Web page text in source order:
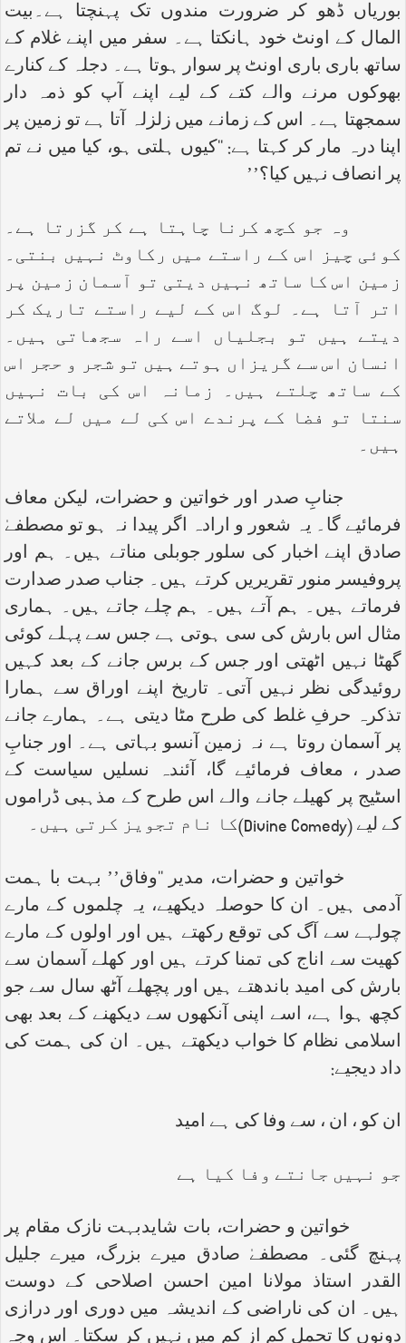
بوریاں ڈھو کر ضرورت مندوں تک پہنچتا ہے۔بیت
المال کے اونٹ خود ہانکتا ہے۔ سفر میں اپنے غلام کے
ساتھ باری باری اونٹ پر سوار ہوتا ہے۔ دجلہ کے کنارے
بھوکوں مرنے والے کتے کے لیے اپنے آپ کو ذمہ دار
سمجھتا ہے۔ اس کے زمانے میں زلزلہ آتا ہے تو زمین پر
اپنا درہ مار کر کہتا ہے: ‘‘کیوں ہلتی ہو، کیا میں نے تم
پر انصاف نہیں کیا؟’’
وہ جو کچھ کرنا چاہتا ہے کر گزرتا ہے۔
کوئی چیز اس کے راستے میں رکاوٹ نہیں بنتی۔
زمین اس کا ساتھ نہیں دیتی تو آسمان زمین پر
اتر آتا ہے۔ لوگ اس کے لیے راستے تاریک کر
دیتے ہیں تو بجلیاں اسے راہ سجھاتی ہیں۔
انسان اس سے گریزاں ہوتے ہیں تو شجر و حجر اس
کے ساتھ چلتے ہیں۔ زمانہ اس کی بات نہیں
سنتا تو فضا کے پرندے اس کی لے میں لے ملاتے
ہیں۔
جنابِ صدر اور خواتین و حضرات، لیکن معاف
فرمائیے گا۔ یہ شعور و ارادہ اگر پیدا نہ ہو تو مصطفےٰ
صادق اپنے اخبار کی سلور جوبلی مناتے ہیں۔ ہم اور
پروفیسر منور تقریریں کرتے ہیں۔ جناب صدر صدارت
فرماتے ہیں۔ ہم آتے ہیں۔ ہم چلے جاتے ہیں۔ ہماری
مثال اس بارش کی سی ہوتی ہے جس سے پہلے کوئی
گھٹا نہیں اٹھتی اور جس کے برس جانے کے بعد کہیں
روئیدگی نظر نہیں آتی۔ تاریخ اپنے اوراق سے ہمارا
تذکرہ حرفِ غلط کی طرح مٹا دیتی ہے۔ ہمارے جانے
پر آسمان روتا ہے نہ زمین آنسو بہاتی ہے۔ اور جنابِ
صدر ، معاف فرمائیے گا، آئندہ نسلیں سیاست کے
اسٹیج پر کھیلے جانے والے اس طرح کے مذہبی ڈراموں
کے لیے (Divine Comedy)کا نام تجویز کرتی ہیں۔
خواتین و حضرات، مدیر ‘‘وفاق’’ بہت با ہمت
آدمی ہیں۔ ان کا حوصلہ دیکھیے، یہ چلموں کے مارے
چولہے سے آگ کی توقع رکھتے ہیں اور اولوں کے مارے
کھیت سے اناج کی تمنا کرتے ہیں اور کھلے آسمان سے
بارش کی امید باندھتے ہیں اور پچھلے آٹھ سال سے جو
کچھ ہوا ہے، اسے اپنی آنکھوں سے دیکھنے کے بعد بھی
اسلامی نظام کا خواب دیکھتے ہیں۔ ان کی ہمت کی
داد دیجیے:
ان کو ، ان ، سے وفا کی ہے امید
جو نہیں جانتے وفا کیا ہے
خواتین و حضرات، بات شایدبہت نازک مقام پر
پہنچ گئی۔ مصطفےٰ صادق میرے بزرگ، میرے جلیل
القدر استاذ مولانا امین احسن اصلاحی کے دوست
ہیں۔ ان کی ناراضی کے اندیشہ میں دوری اور درازی